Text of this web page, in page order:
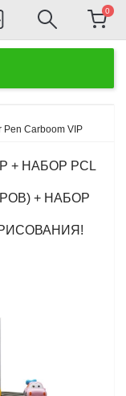
0
Pen Сarboom VIP
+ НАБОР PCL
+ НАБОР